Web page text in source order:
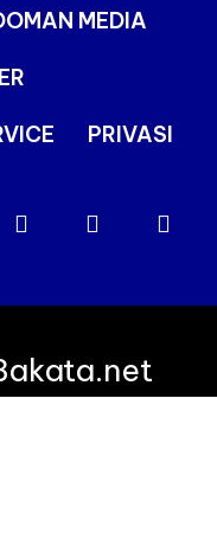
MEDIA
PRIVASI